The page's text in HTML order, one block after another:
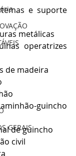
GERAIS
e suporte
metálicas
operatrizes
de madeira
guincho
de guincho
civil